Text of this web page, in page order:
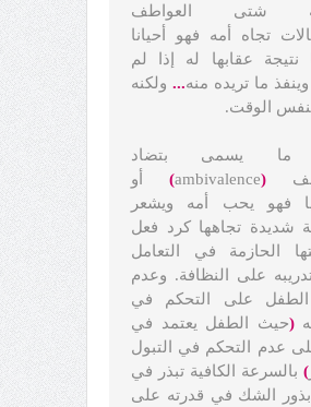
شتى العواطف
تجاه أمه فهو أحيانا
نتيجة عقابها له إذا لم
ما تريده منه... ولكنه
الوقت.
ما يسمى بتضاد
(
ambivalence
) أو
فهو يحب أمه ويشعر
شديدة تجاهها كرد فعل
الحازمة في التعامل
على النظافة. وعدم
الطفل على التحكم في
(حيث الطفل يعتمد في
عدم التحكم في التبول
) بالسرعة الكافية تبذر في
بذور الشك في قدرته على